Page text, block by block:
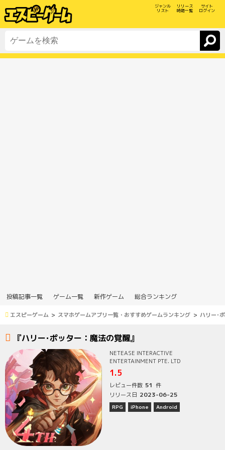
ジャンル
リスト
リリース
時期一覧
サイト
ログイン
投稿記事一覧 ゲーム一覧 新作ゲーム 総合ランキング
エスピーゲーム スマホゲームアプリ一覧・おすすめゲームランキング ハリー･
『ハリー･ポッター：魔法の覚醒』
NETEASE INTERACTIVE
ENTERTAINMENT PTE. LTD
1.5
レビュー件数 51 件
リリース日 2023-06-25
RPG iPhone Android